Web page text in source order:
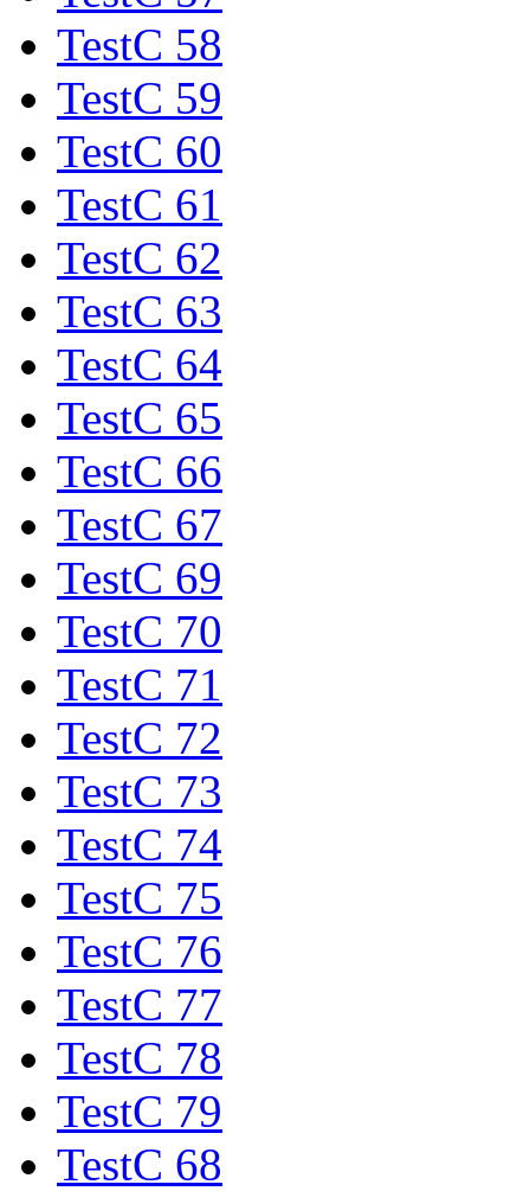
TestC 58
TestC 59
TestC 60
TestC 61
TestC 62
TestC 63
TestC 64
TestC 65
TestC 66
TestC 67
TestC 69
TestC 70
TestC 71
TestC 72
TestC 73
TestC 74
TestC 75
TestC 76
TestC 77
TestC 78
TestC 79
TestC 68